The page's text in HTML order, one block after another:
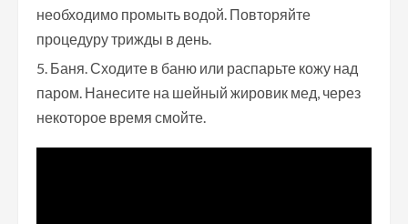
необходимо промыть водой. Повторяйте
процедуру трижды в день.
Баня. Сходите в баню или распарьте кожу над
паром. Нанесите на шейный жировик мед, через
некоторое время смойте.